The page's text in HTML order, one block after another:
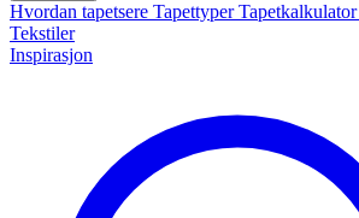
Hvordan tapetsere TapettyperTapetkalkulator
Tekstiler
Inspirasjon